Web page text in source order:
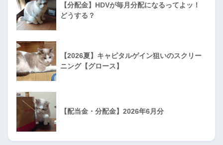
【分配金】HDVが毎月分配になるってよッ！
どうする？
【2026夏】キャピタルゲイン狙いのスクリー
ニング【グロース】
【配当金・分配金】2026年6月分